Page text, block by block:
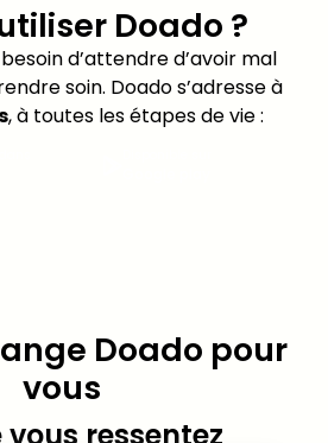
Doado ?
d’attendre d’avoir mal
soin. Doado s’adresse à
, à toutes les étapes de vie :
Doado pour
vous
vous ressentez